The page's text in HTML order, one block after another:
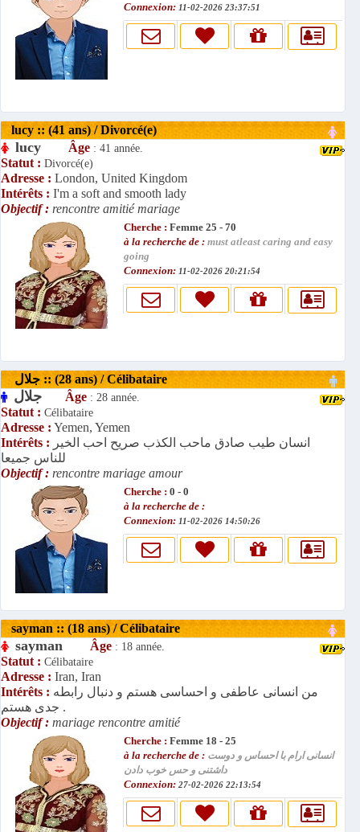
Connexion: 11-02-2026 23:37:51
lucy :: (41 ans) / Divorcé(e)
lucy Âge : 41 année.
Statut : Divorcé(e)
Adresse : London, United Kingdom
Intérêts : I'm a soft and smooth lady
Objectif : rencontre amitié mariage
Cherche : Femme 25 - 70
à la recherche de : must atleast caring and easy
going
Connexion: 11-02-2026 20:21:54
جلال :: (28 ans) / Célibataire
Âge : 28 année.
Statut : Célibataire
Adresse : Yemen, Yemen
Intérêts : انسان طيب صادق ماحب الكذب صريح احب الخير
للناس جميعا
Objectif : rencontre mariage amour
Cherche : 0 - 0
à la recherche de :
Connexion: 11-02-2026 14:50:26
sayman :: (18 ans) / Célibataire
sayman Âge : 18 année.
Statut : Célibataire
Adresse : Iran, Iran
Intérêts : من انسانی عاطفی و احساسی هستم و دنبال رابطه
جدی هستم .
Objectif : mariage rencontre amitié
Cherche : Femme 18 - 25
à la recherche de : انسانی ارام با احساس و دوست
داشتنی و حس خوب دادن
Connexion: 27-02-2026 22:13:54